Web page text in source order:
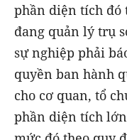
phần diện tích đó
đang quản lý trụ
sự nghiệp phải
quyền ban hành
cho cơ quan, tổ
phần diện tích